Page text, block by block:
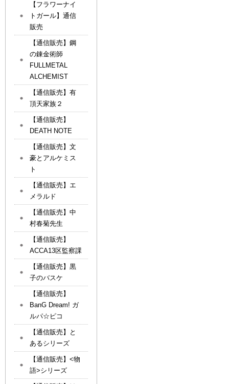
【フラワーナイ
トガール】通信
販売
【通信販売】鋼
の錬金術師
FULLMETAL
ALCHEMIST
【通信販売】有
頂天家族２
【通信販売】
DEATH NOTE
【通信販売】文
豪とアルケミス
ト
【通信販売】エ
メラルド
【通信販売】中
村春菊先生
【通信販売】
ACCA13区監察課
【通信販売】黒
子のバスケ
【通信販売】
BanG Dream! ガ
ルパ☆ピコ
【通信販売】と
あるシリーズ
【通信販売】<物
語>シリーズ